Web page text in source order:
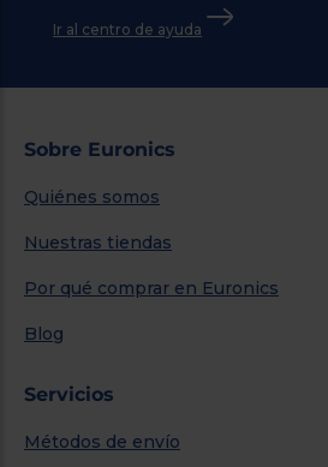
Ir al centro de ayuda
Sobre Euronics
Quiénes somos
Nuestras tiendas
Por qué comprar en Euronics
Blog
Servicios
Métodos de envío